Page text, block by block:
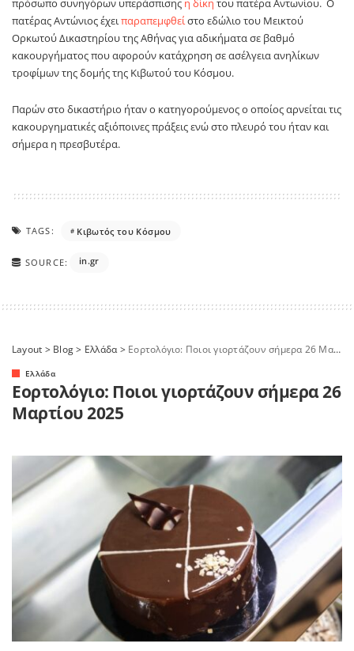
πρόσωπο συνηγόρων υπεράσπισης η δίκη του πατέρα Αντωνίου. Ο
πατέρας Αντώνιος έχειπαραπεμφθείστο εδώλιο του Μεικτού
Ορκωτού Δικαστηρίου της Αθήνας για αδικήματα σε βαθμό
κακουργήματος που αφορούν κατάχρηση σε ασέλγεια ανηλίκων
τροφίμων της δομής της Κιβωτού του Κόσμου.
Παρών στο δικαστήριο ήταν ο κατηγορούμενος ο οποίος αρνείται τις
κακουργηματικές αξιόποινες πράξεις ενώ στο πλευρό του ήταν και
σήμερα η πρεσβυτέρα.
TAGS: Κιβωτός του Κόσμου
SOURCE: in.gr
Layout > Blog> Ελλάδα> Εορτολόγιο: Ποιοι γιορτάζουν σήμερα 26 Μαρτίου 2025
Ελλάδα
Εορτολόγιο: Ποιοι γιορτάζουν σήμερα 26
Μαρτίου 2025